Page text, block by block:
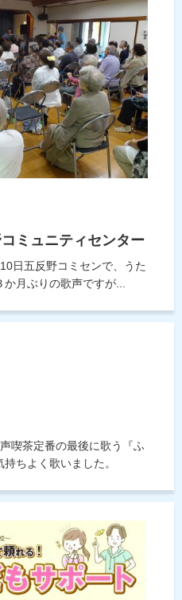
ミュニティセンター
ミセンで、うた
か月ぶりの歌声ですが...
喫茶定番の最後に歌う『ふ
ちよく歌いました。